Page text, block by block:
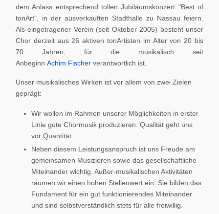
dem Anlass entsprechend tollen Jubiläumskonzert "Best of
tonArt", in der ausverkauften Stadthalle zu Nassau feiern.
Als eingetragener Verein (seit Oktober 2005) besteht unser
Chor derzeit aus 26 aktiven tonArtisten im Alter von 20 bis
70 Jahren, für die musikalisch seit
Anbeginn Achim Fischer verantwortlich ist.
Unser musikalisches Wirken ist vor allem von zwei Zielen
geprägt:
Wir wollen im Rahmen unserer Möglichkeiten in erster
Linie gute Chormusik produzieren. Qualität geht uns
vor Quantität.
Neben diesem Leistungsanspruch ist uns Freude am
gemeinsamen Musizieren sowie das gesellschaftliche
Miteinander wichtig. Außer-musikalischen Aktivitäten
räumen wir einen hohen Stellenwert ein. Sie bilden das
Fundament für ein gut funktionierendes Miteinander
und sind selbstverständlich stets für alle freiwillig.